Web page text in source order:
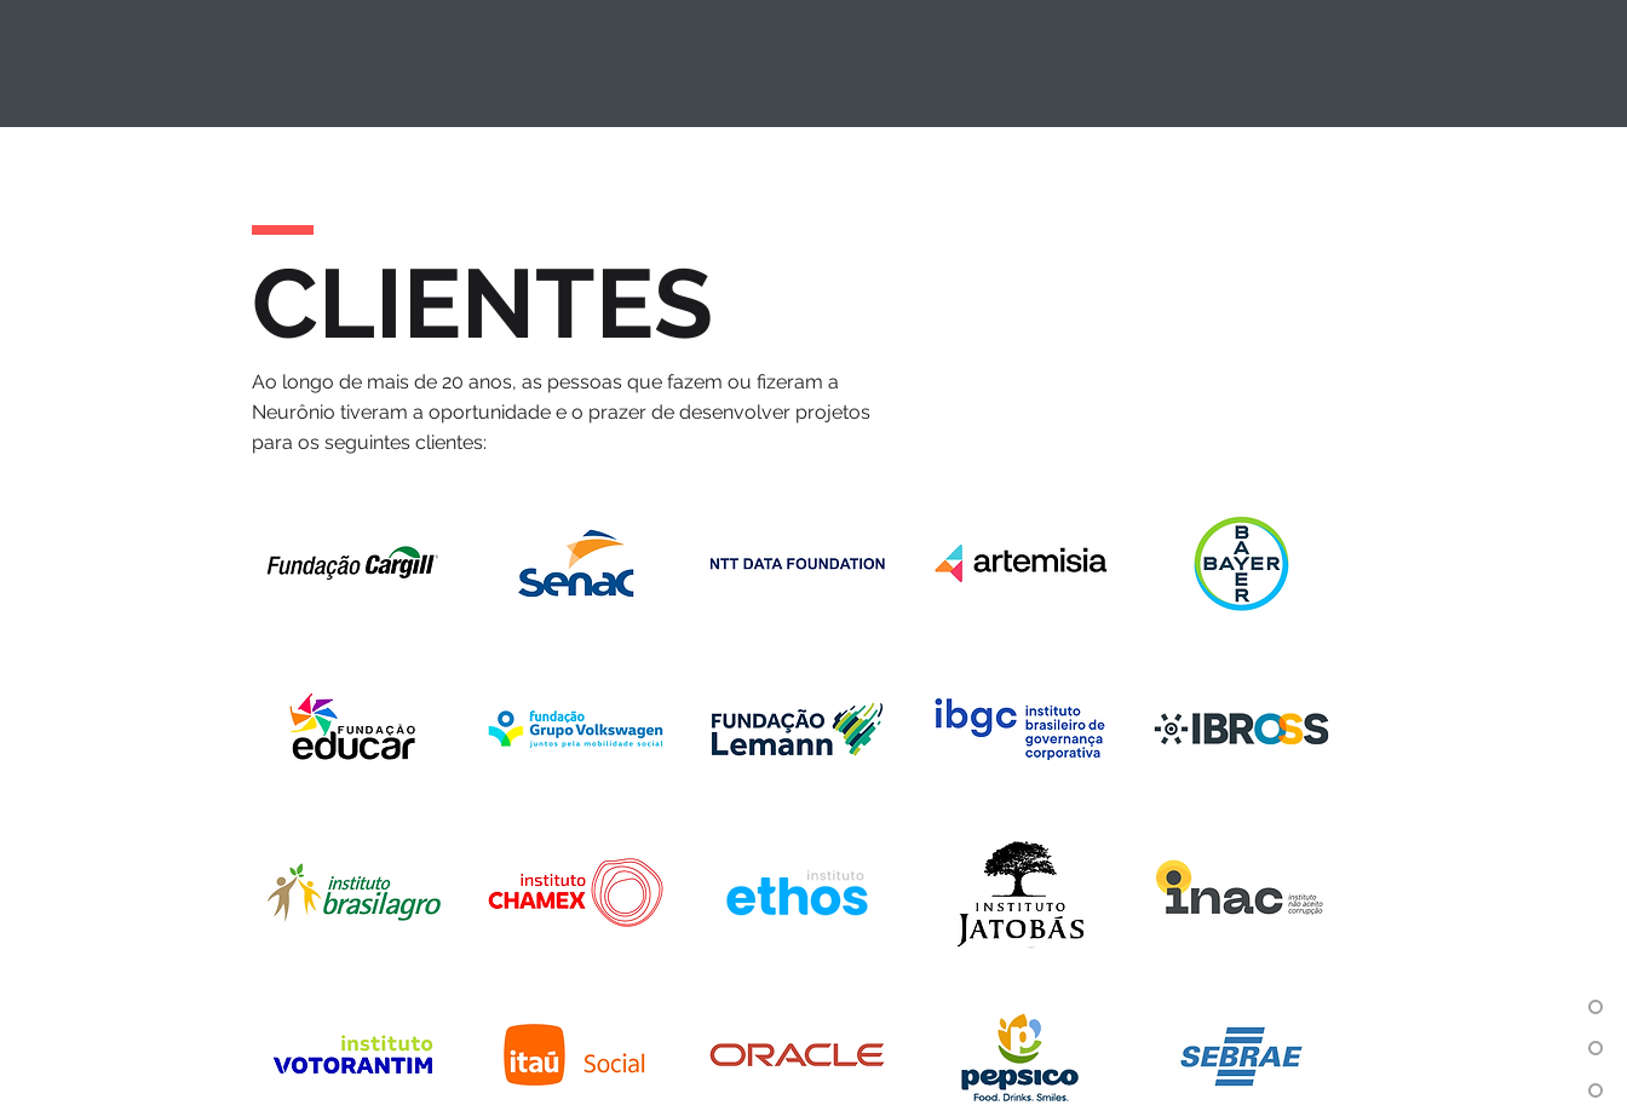
CLIENTES
Ao longo de mais de 20 anos, as pessoas que fazem ou fizeram a
Neurônio tiveram a oportunidade e o prazer de desenvolver projetos
para os seguintes clientes: